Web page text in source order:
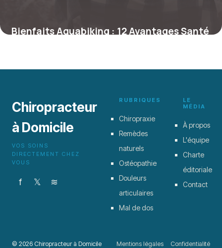
Bienfaits Aquabiking : 12 Avantages Santé
Chiropracteur
à Domicile
VOS SOINS
DIRECTEMENT CHEZ
VOUS
f 𝕏 ≋
RUBRIQUES
Chiropraxie
Remèdes
naturels
Ostéopathie
Douleurs
articulaires
Mal de dos
LE
MÉDIA
À propos
L'équipe
Charte
éditoriale
Contact
© 2026 Chiropracteur à Domicile Mentions légales Confidentialité